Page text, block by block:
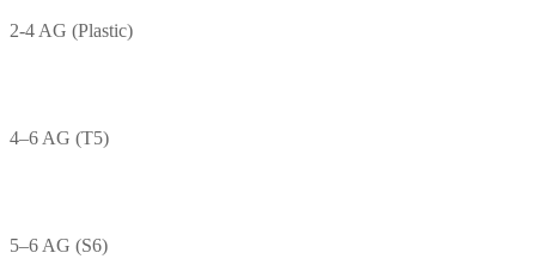
2-4 AG (Plastic)
4–6 AG (T5)
5–6 AG (S6)